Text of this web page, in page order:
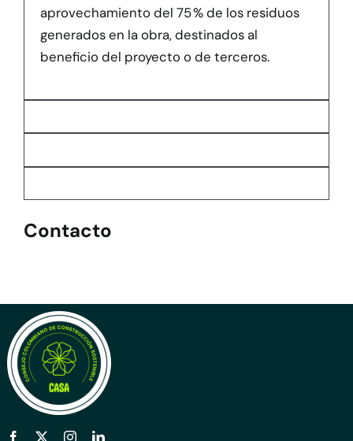
aprovechamiento del 75 % de los residuos
generados en la obra, destinados al
beneficio del proyecto o de terceros.
Contacto